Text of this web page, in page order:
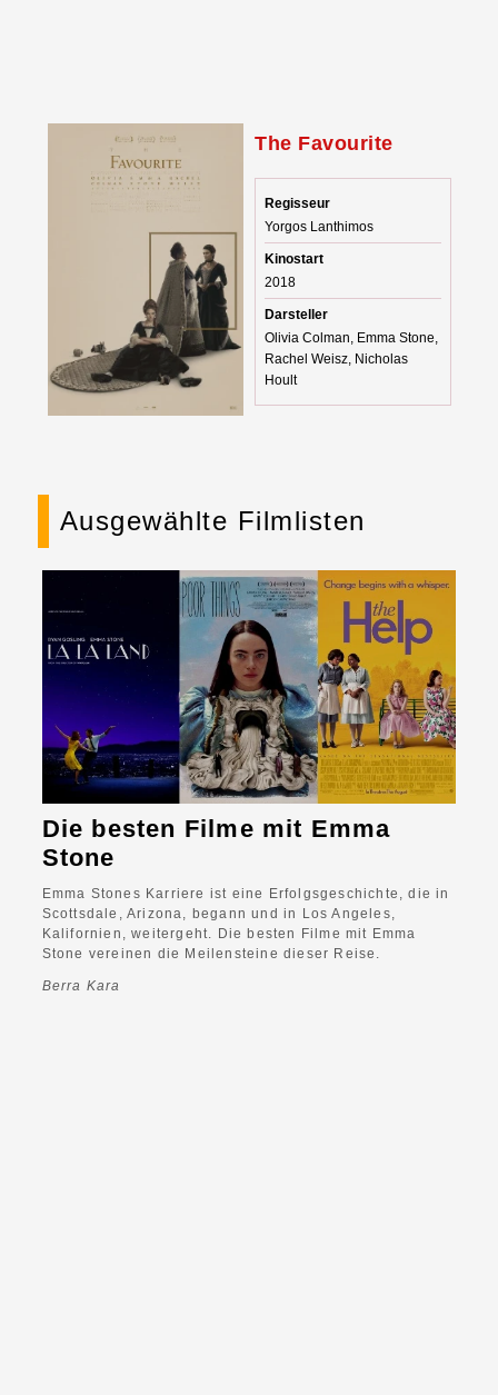
The Favourite
Regisseur
Yorgos Lanthimos
Kinostart
2018
Darsteller
Olivia Colman, Emma Stone,
Rachel Weisz, Nicholas
Hoult
Ausgewählte Filmlisten
Die besten Filme mit Emma
Stone
Emma Stones Karriere ist eine Erfolgsgeschichte, die in
Scottsdale, Arizona, begann und in Los Angeles,
Kalifornien, weitergeht. Die besten Filme mit Emma
Stone vereinen die Meilensteine dieser Reise.
Berra Kara